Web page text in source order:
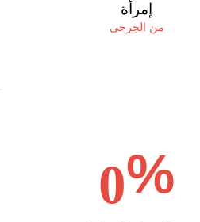
إمرأة
من الجرحى
%
0